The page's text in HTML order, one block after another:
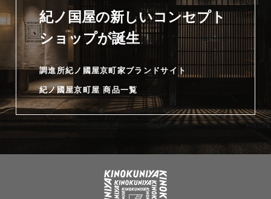
紀ノ国屋の新しいコンセプト
ショップが誕生
調進所紀ノ國屋京町家ブランドサイト
紀ノ國屋京町屋 商品一覧